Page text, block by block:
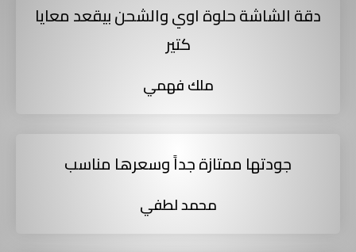
دقة الشاشة حلوة اوي والشحن بيقعد معايا
كتير
ملك فهمي
جودتها ممتازة جداً وسعرها مناسب
محمد لطفي